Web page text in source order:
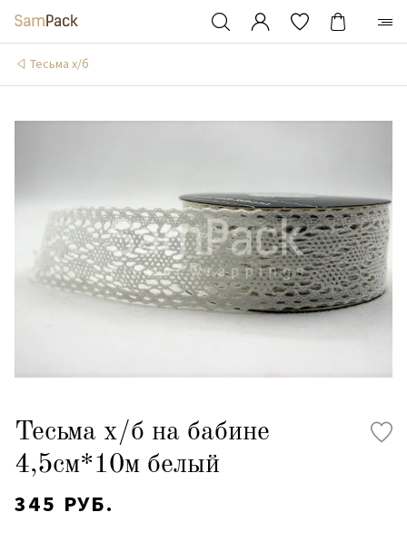
Тесьма х/б
Тесьма х/б на бабине
4,5см*10м белый
345 РУБ.